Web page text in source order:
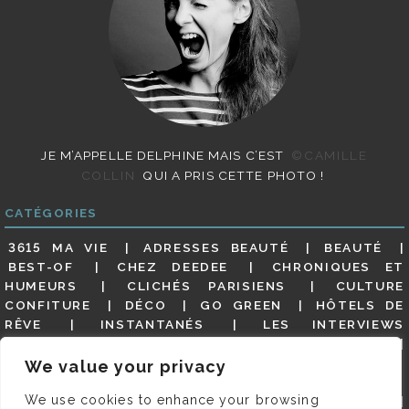
We value your privacy
We use cookies to enhance your browsing
JE M’APPELLE DELPHINE MAIS C’EST
©CAMILLE
COLLIN
QUI A PRIS CETTE PHOTO !
CATÉGORIES
3615 MA VIE ADRESSES BEAUTÉ
BEAUTÉ
BEST-OF
CHEZ DEEDEE
CHRONIQUES ET
HUMEURS
CLICHÉS PARISIENS
CULTURE
CONFITURE
DÉCO GO GREEN
HÔTELS DE
RÊVE
INSTANTANÉS
LES INTERVIEWS
MES ADRESSES
MODE NON CLASSÉ
GUIDE
PARIS EN PHOTOS RESTAURANTS